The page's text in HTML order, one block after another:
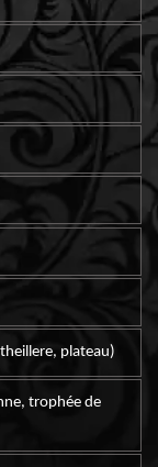
plateau)
trophée de